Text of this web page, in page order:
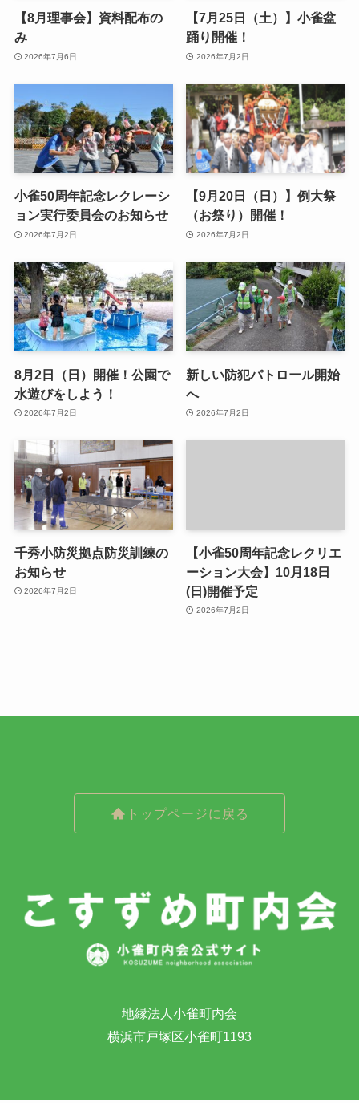
【8月理事会】資料配布の
み
2026年7月6日
【7月25日（土）】小雀盆
踊り開催！
2026年7月2日
小雀50周年記念レクレーシ
ョン実行委員会のお知らせ
2026年7月2日
【9月20日（日）】例大祭
（お祭り）開催！
2026年7月2日
8月2日（日）開催！公園で
水遊びをしよう！
2026年7月2日
新しい防犯パトロール開始
へ
2026年7月2日
千秀小防災拠点防災訓練の
お知らせ
2026年7月2日
【小雀50周年記念レクリエ
ーション大会】10月18日
(日)開催予定
2026年7月2日
トップページに戻る
地縁法人小雀町内会
横浜市戸塚区小雀町1193